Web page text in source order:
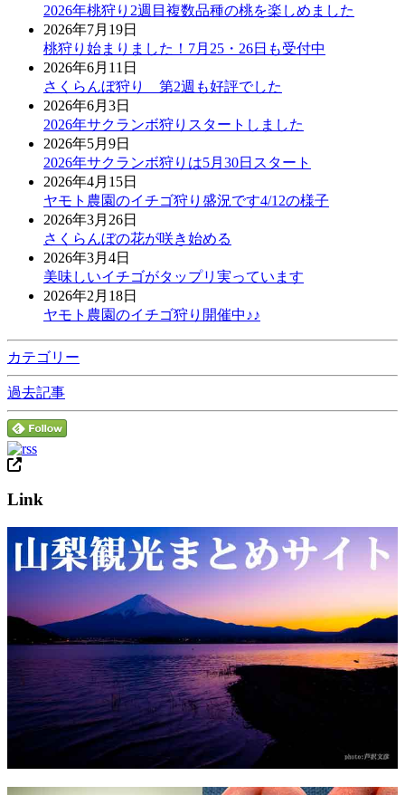
2026年桃狩り2週目複数品種の桃を楽しめました
2026年7月19日
桃狩り始まりました！7月25・26日も受付中
2026年6月11日
さくらんぼ狩り 第2週も好評でした
2026年6月3日
2026年サクランボ狩りスタートしました
2026年5月9日
2026年サクランボ狩りは5月30日スタート
2026年4月15日
ヤモト農園のイチゴ狩り盛況です4/12の様子
2026年3月26日
さくらんぼの花が咲き始める
2026年3月4日
美味しいイチゴがタップリ実っています
2026年2月18日
ヤモト農園のイチゴ狩り開催中♪♪
カテゴリー
過去記事
Link